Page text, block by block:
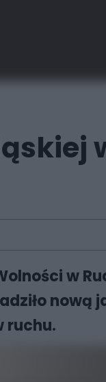
w
nową
ruchu.